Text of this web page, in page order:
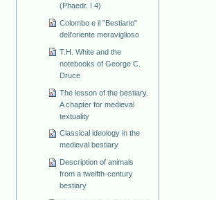
(Phaedr. I 4)
Colombo e il "Bestiario"
dell'oriente meraviglioso
T.H. White and the
notebooks of George C.
Druce
The lesson of the bestiary.
A chapter for medieval
textuality
Classical ideology in the
medieval bestiary
Description of animals
from a twelfth-century
bestiary